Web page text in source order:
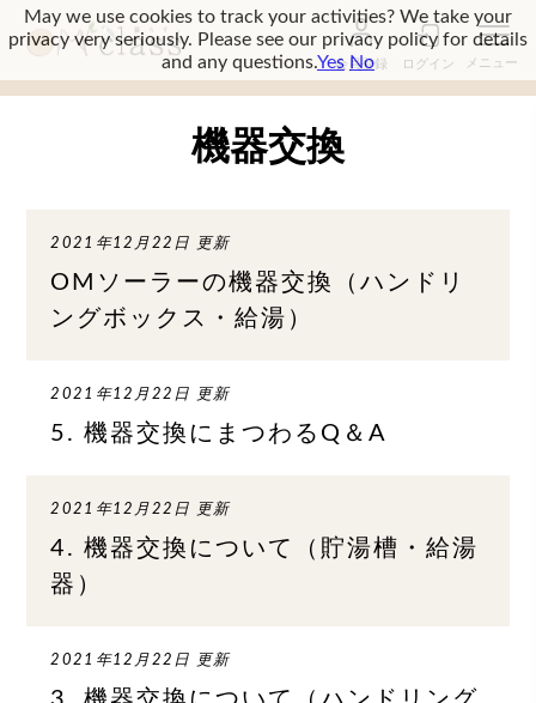
会員登録 ログイン
機器交換
2021年12月22日 更新
OMソーラーの機器交換（ハンドリ
ングボックス・給湯）
2021年12月22日 更新
5. 機器交換にまつわるQ＆A
2021年12月22日 更新
4. 機器交換について（貯湯槽・給湯
器）
2021年12月22日 更新
May we use cookies to track your activities? We take your
privacy very seriously. Please see our privacy policy for details
and any questions.Yes No